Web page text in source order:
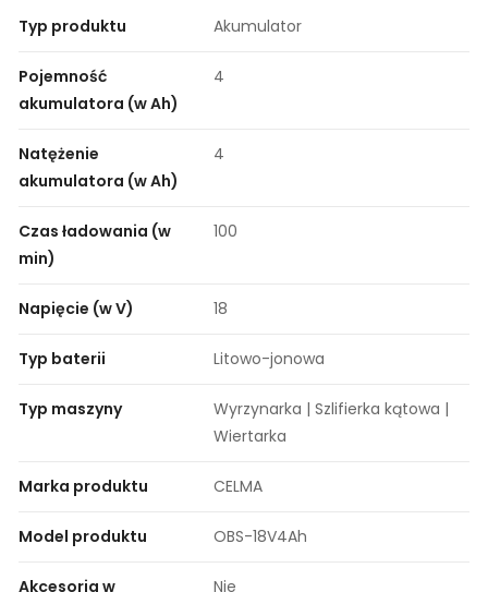
Typ produktu Akumulator
Pojemność
akumulatora (w Ah)
4
Natężenie
akumulatora (w Ah)
4
Czas ładowania (w
min)
100
Napięcie (w V) 18
Typ baterii Litowo-jonowa
Typ maszyny
Wyrzynarka | Szlifierka kątowa |
Wiertarka
Marka produktu CELMA
Model produktu OBS-18V4Ah
Akcesoria w Nie